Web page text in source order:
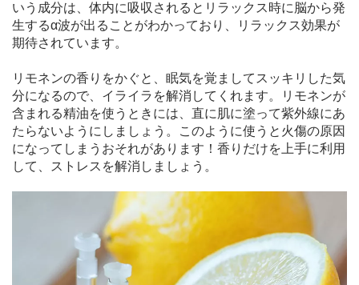
いう成分は、体内に吸収されるとリラックス時に脳から発
生するα波が出ることがわかっており、リラックス効果が
期待されています。
リモネンの香りをかぐと、眠気を覚ましてスッキリした気
分になるので、イライラを解消してくれます。リモネンが
含まれる精油を使うときには、直に肌に塗って紫外線にあ
たらないようにしましょう。このように使うと火傷の原因
になってしまうおそれがあります！香りだけを上手に利用
して、ストレスを解消しましょう。